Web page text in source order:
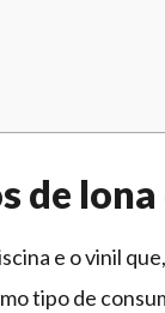
de
e o vinil
tipo de